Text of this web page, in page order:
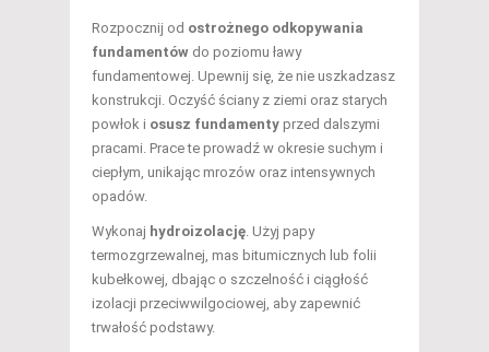
Rozpocznij od ostrożnego odkopywania
fundamentów do poziomu ławy
fundamentowej. Upewnij się, że nie uszkadzasz
konstrukcji. Oczyść ściany z ziemi oraz starych
powłok i osusz fundamenty przed dalszymi
pracami. Prace te prowadź w okresie suchym i
ciepłym, unikając mrozów oraz intensywnych
opadów.
Wykonaj hydroizolację . Użyj papy
termozgrzewalnej, mas bitumicznych lub folii
kubełkowej, dbając o szczelność i ciągłość
izolacji przeciwwilgociowej, aby zapewnić
trwałość podstawy.